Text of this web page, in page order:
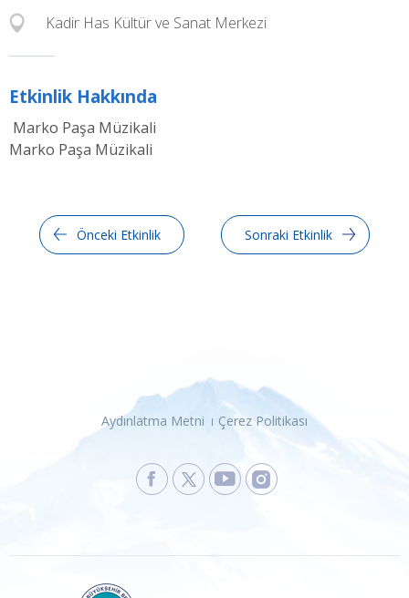
Kadir Has Kültür ve Sanat Merkezi
Etkinlik Hakkında
Marko Paşa Müzikali
Marko Paşa Müzikali
Önceki Etkinlik Sonraki Etkinlik
Aydınlatma Metni Çerez Politikası